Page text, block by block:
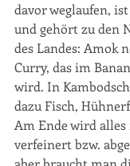
davor weglaufen,
und gehört zu den
des Landes: Amok
Curry, das im
wird. In
dazu Fisch,
Am Ende wird
verfeinert bzw.